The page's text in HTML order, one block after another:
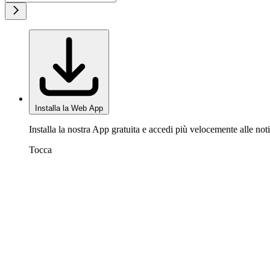
Installa la Web App
Installa la nostra App gratuita e accedi più velocemente alle
Tocca